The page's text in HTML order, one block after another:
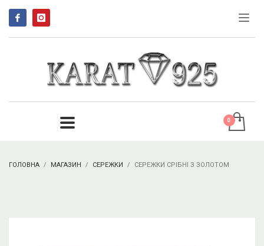
ГОЛОВНА МАГАЗИН СЕРЕЖКИ СЕРЕЖКИ СРІБНІ З ЗОЛОТОМ